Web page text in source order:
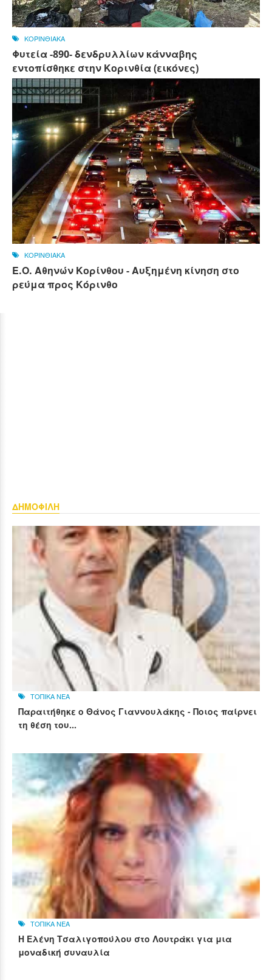
ΚΟΡΙΝΘΙΑΚΑ
Φυτεία -890- δενδρυλλίων κάνναβης
εντοπίσθηκε στην Κορινθία (εικόνες)
ΚΟΡΙΝΘΙΑΚΑ
Ε.Ο. Αθηνών Κορίνθου - Αυξημένη κίνηση στο
ρεύμα προς Κόρινθο
ΔΗΜΟΦΙΛΗ
ΤΟΠΙΚΑ ΝΕΑ
Παραιτήθηκε ο Θάνος Γιαννουλάκης - Ποιος παίρνει
τη θέση του...
ΤΟΠΙΚΑ ΝΕΑ
Η Ελένη Τσαλιγοπούλου στο Λουτράκι για μια
μοναδική συναυλία